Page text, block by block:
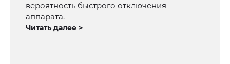
вероятность быстрого отключения
аппарата.
Читать далее >